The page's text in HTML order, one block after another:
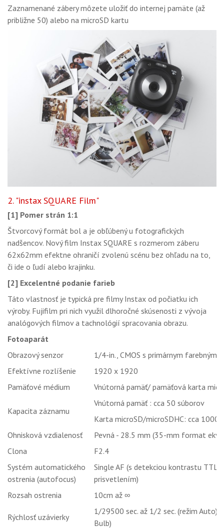
Zaznamenané zábery môzete uložiť do internej pamäte (až
približne 50) alebo na microSD kartu
2. "instax SQUARE Film"
[1] Pomer strán 1:1
Štvorcový formát bol a je obľúbený u fotografických
nadšencov. Nový film Instax SQUARE s rozmerom záberu
62x62mm efektne ohraničí zvolenú scénu bez ohľadu na to,
či ide o ľudí alebo krajinku.
[2] Excelentné podanie farieb
Táto vlastnosť je typická pre filmy Instax od počiatku ich
výroby. Fujifilm pri nich využil dlhoročné skúsenosti z vývoja
analógových filmov a tachnológií spracovania obrazu.
Fotoaparát
Obrazový senzor
1/4-in., CMOS s primárnym farebným
Efektívne rozlíšenie
1920 x 1920
Pamäťové médium
Vnútorná pamäť/ pamäťová karta
Kapacita záznamu
Vnútorná pamäť : cca 50 súborov
Karta microSD/microSDHC: cca 1000
Ohnisková vzdialenosť
Pevná - 28.5 mm (35-mm format
Clona
F2.4
Systém automatického
ostrenia (autofocus)
Single AF (s detekciou kontrastu TTL,
prisvetlením)
Rozsah ostrenia
10cm až ∞
Rýchlosť uzávierky
1/29500 sec. až 1/2 sec. (režim Auto),
Bulb)